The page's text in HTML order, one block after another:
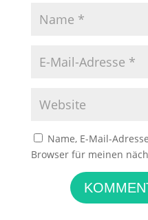
Name, E-Mail-
Browser für meinen